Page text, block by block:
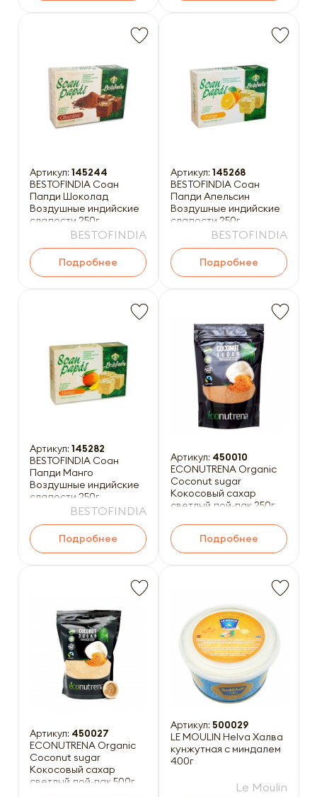
Артикул: 145244
BESTOFINDIA Соан
Папди Шоколад
Воздушные индийские
сладости 250г
BESTOFINDIA
Подробнее
Артикул: 145268
BESTOFINDIA Соан
Папди Апельсин
Воздушные индийские
сладости 250г
BESTOFINDIA
Подробнее
Артикул: 145282
BESTOFINDIA Соан
Папди Манго
Воздушные индийские
сладости 250г
BESTOFINDIA
Подробнее
Артикул: 450010
ECONUTRENA Organiс
Coconut sugar
Кокосовый сахар
светлый дой-пак 250г
Подробнее
Артикул: 450027
ECONUTRENA Organiс
Coconut sugar
Кокосовый сахар
светлый дой-пак 500г
Артикул: 500029
LE MOULIN Helva Халва
кунжутная с миндалем
400г
Le Moulin